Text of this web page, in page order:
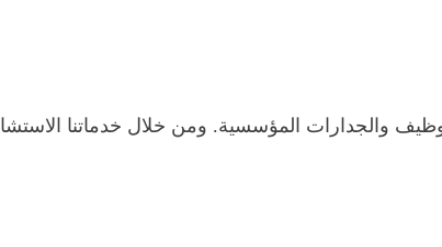
والجدارات المؤسسية. ومن خلال خدماتنا